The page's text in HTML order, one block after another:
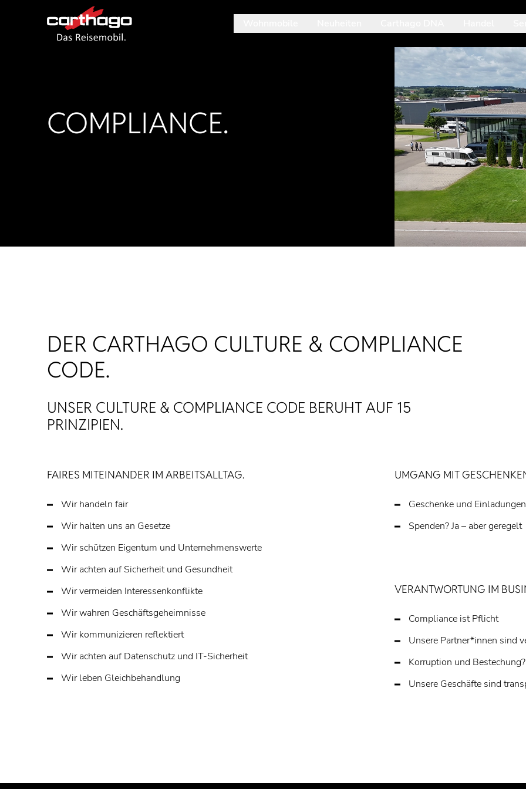
Tipp: Mit der Pfeil-nach-unten-Taste betrittst du das geöffnete
COMPLIANCE.
DER CARTHAGO CULTURE & COMPLIANCE
CODE.
UNSER CULTURE & COMPLIANCE CODE BERUHT AUF 15
PRINZIPIEN.
FAIRES MITEINANDER IM ARBEITSALLTAG.
Wir handeln fair
Wir halten uns an Gesetze
Wir schützen Eigentum und Unternehmenswerte
Wir achten auf Sicherheit und Gesundheit
Wir vermeiden Interessenkonflikte
Wir wahren Geschäftsgeheimnisse
Wir kommunizieren reflektiert
Wir achten auf Datenschutz und IT-Sicherheit
Wir leben Gleichbehandlung
UMGANG MIT
Geschenke und
Spenden? Ja – aber geregelt
VERANTWORTUNG IM
Compliance ist Pflicht
Unsere Partner*innen sind
Korruption und
Unsere Geschäfte sind